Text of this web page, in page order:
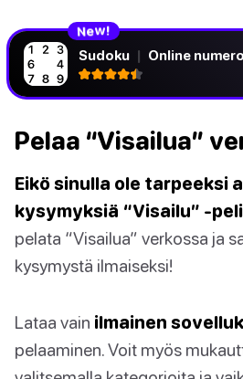
New!
Sudoku | Online
Pelaa “Visailua”
Eikö sinulla ole tarpeeksi
kysymyksiä “Visailu” -
pelata “Visailua” verkossa ja
kysymystä ilmaiseksi!
Lataa vain ilmainen
pelaaminen. Voit myös